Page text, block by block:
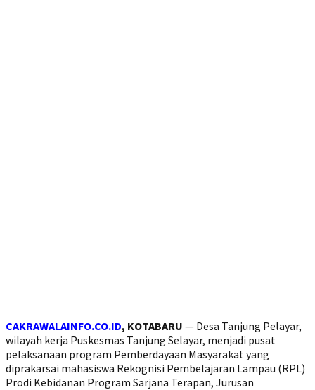
CAKRAWALAINFO.CO.ID, KOTABARU — Desa Tanjung Pelayar,
wilayah kerja Puskesmas Tanjung Selayar, menjadi pusat
pelaksanaan program Pemberdayaan Masyarakat yang
diprakarsai mahasiswa Rekognisi Pembelajaran Lampau (RPL)
Prodi Kebidanan Program Sarjana Terapan, Jurusan